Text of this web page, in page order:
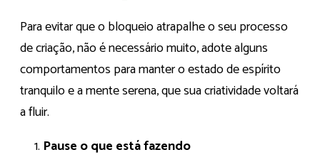
Para evitar que o bloqueio atrapalhe o seu processo
de criação, não é necessário muito, adote alguns
comportamentos para manter o estado de espírito
tranquilo e a mente serena, que sua criatividade voltará
a fluir.
Pause o que está fazendo